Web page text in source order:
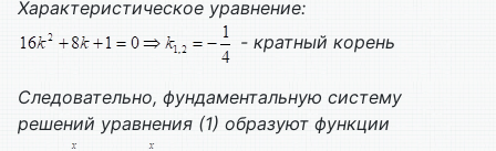
Характеристическое уравнение:
- кратный корень
Следовательно, фундаментальную систему
решений уравнения (1) образуют функции